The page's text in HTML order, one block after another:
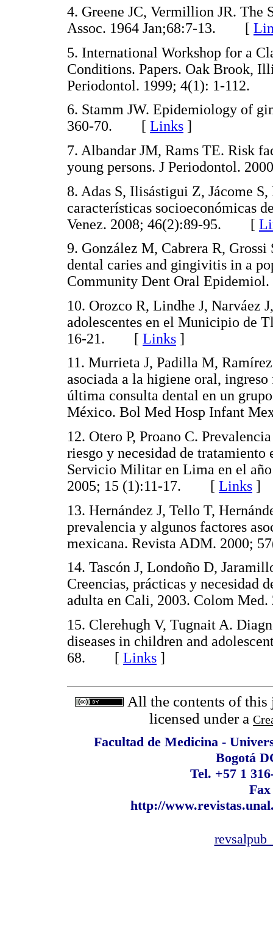
4. Greene JC, Vermillion JR.
Assoc. 1964 Jan;68:7-13. [
5. International Workshop for a
Conditions. Papers. Oak Brook,
Periodontol. 1999; 4(1): 1-
6. Stamm JW. Epidemiology of
360-70. [ Links ]
7. Albandar JM, Rams TE. Risk
young persons. J Periodontol.
8. Adas S, Ilisástigui Z, Jácome
características socioeconómicas
Venez. 2008; 46(2):89-95. [
9. González M, Cabrera R,
dental caries and gingivitis in a
Community Dent Oral
10. Orozco R, Lindhe J, Narváez
adolescentes en el Municipio de
16-21. [ Links ]
11. Murrieta J, Padilla M,
asociada a la higiene oral,
última consulta dental en un
México. Bol Med Hosp Infant
12. Otero P, Proano C.
riesgo y necesidad de tratamiento
Servicio Militar en Lima en el
2005; 15 (1):11-17. [ Links ]
13. Hernández J, Tello T,
prevalencia y algunos factores
mexicana. Revista ADM.
14. Tascón J, Londoño D,
Creencias, prácticas y necesidad
adulta en Cali, 2003. Colom
15. Clerehugh V, Tugnait A.
diseases in children and
68. [ Links ]
All the contents of this
licensed under a
Facultad de Medicina -
Bogotá
Tel. +57 1
Fax
http://